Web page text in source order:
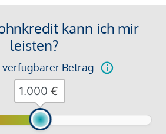
kann ich mir
leisten?
Betrag:
€